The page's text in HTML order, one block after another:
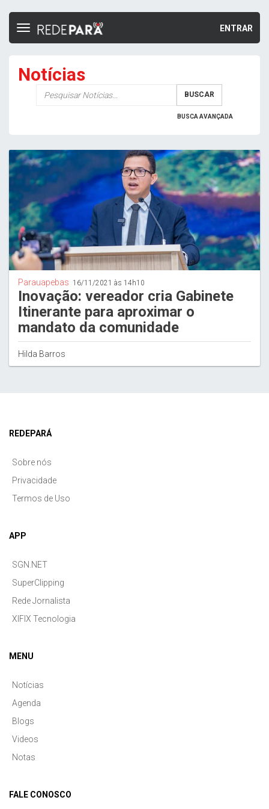
ENTRAR
Toggle
Notícias
BUSCAR
BUSCA AVANÇADA
Parauapebas 16/11/2021 às 14h10
Inovação: vereador cria Gabinete
Itinerante para aproximar o
mandato da comunidade
Hilda Barros
REDEPARÁ
Sobre nós
Privacidade
Termos de Uso
APP
SGN.NET
SuperClipping
Rede Jornalista
XIFIX Tecnologia
MENU
Notícias
Agenda
Blogs
Videos
Notas
FALE CONOSCO